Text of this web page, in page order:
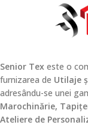
Senior Tex este o
furnizarea de Utilaje
adresându-se unei
Marochinărie,
Ateliere de